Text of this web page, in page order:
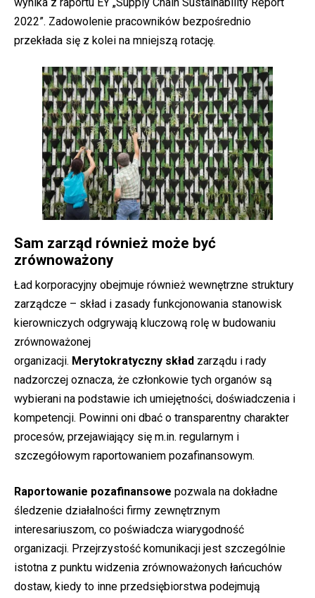
2022”. Zadowolenie pracowników bezpośrednio
przekłada się z kolei na mniejszą rotację.
Sam zarząd również może być
zrównoważony
Ład korporacyjny obejmuje również wewnętrzne struktury
zarządcze – skład i zasady funkcjonowania stanowisk
kierowniczych odgrywają kluczową rolę w budowaniu
zrównoważonej
organizacji. Merytokratyczny skład zarządu i rady
nadzorczej oznacza, że członkowie tych organów są
wybierani na podstawie ich umiejętności, doświadczenia i
kompetencji. Powinni oni dbać o transparentny charakter
procesów, przejawiający się m.in. regularnym i
szczegółowym raportowaniem pozafinansowym.
Raportowanie pozafinansowe pozwala na dokładne
śledzenie działalności firmy zewnętrznym
interesariuszom, co poświadcza wiarygodność
organizacji. Przejrzystość komunikacji jest szczególnie
istotna z punktu widzenia zrównoważonych łańcuchów
dostaw, kiedy to inne przedsiębiorstwa podejmują